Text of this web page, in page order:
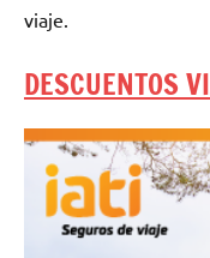
viaje.
DESCUENTOS